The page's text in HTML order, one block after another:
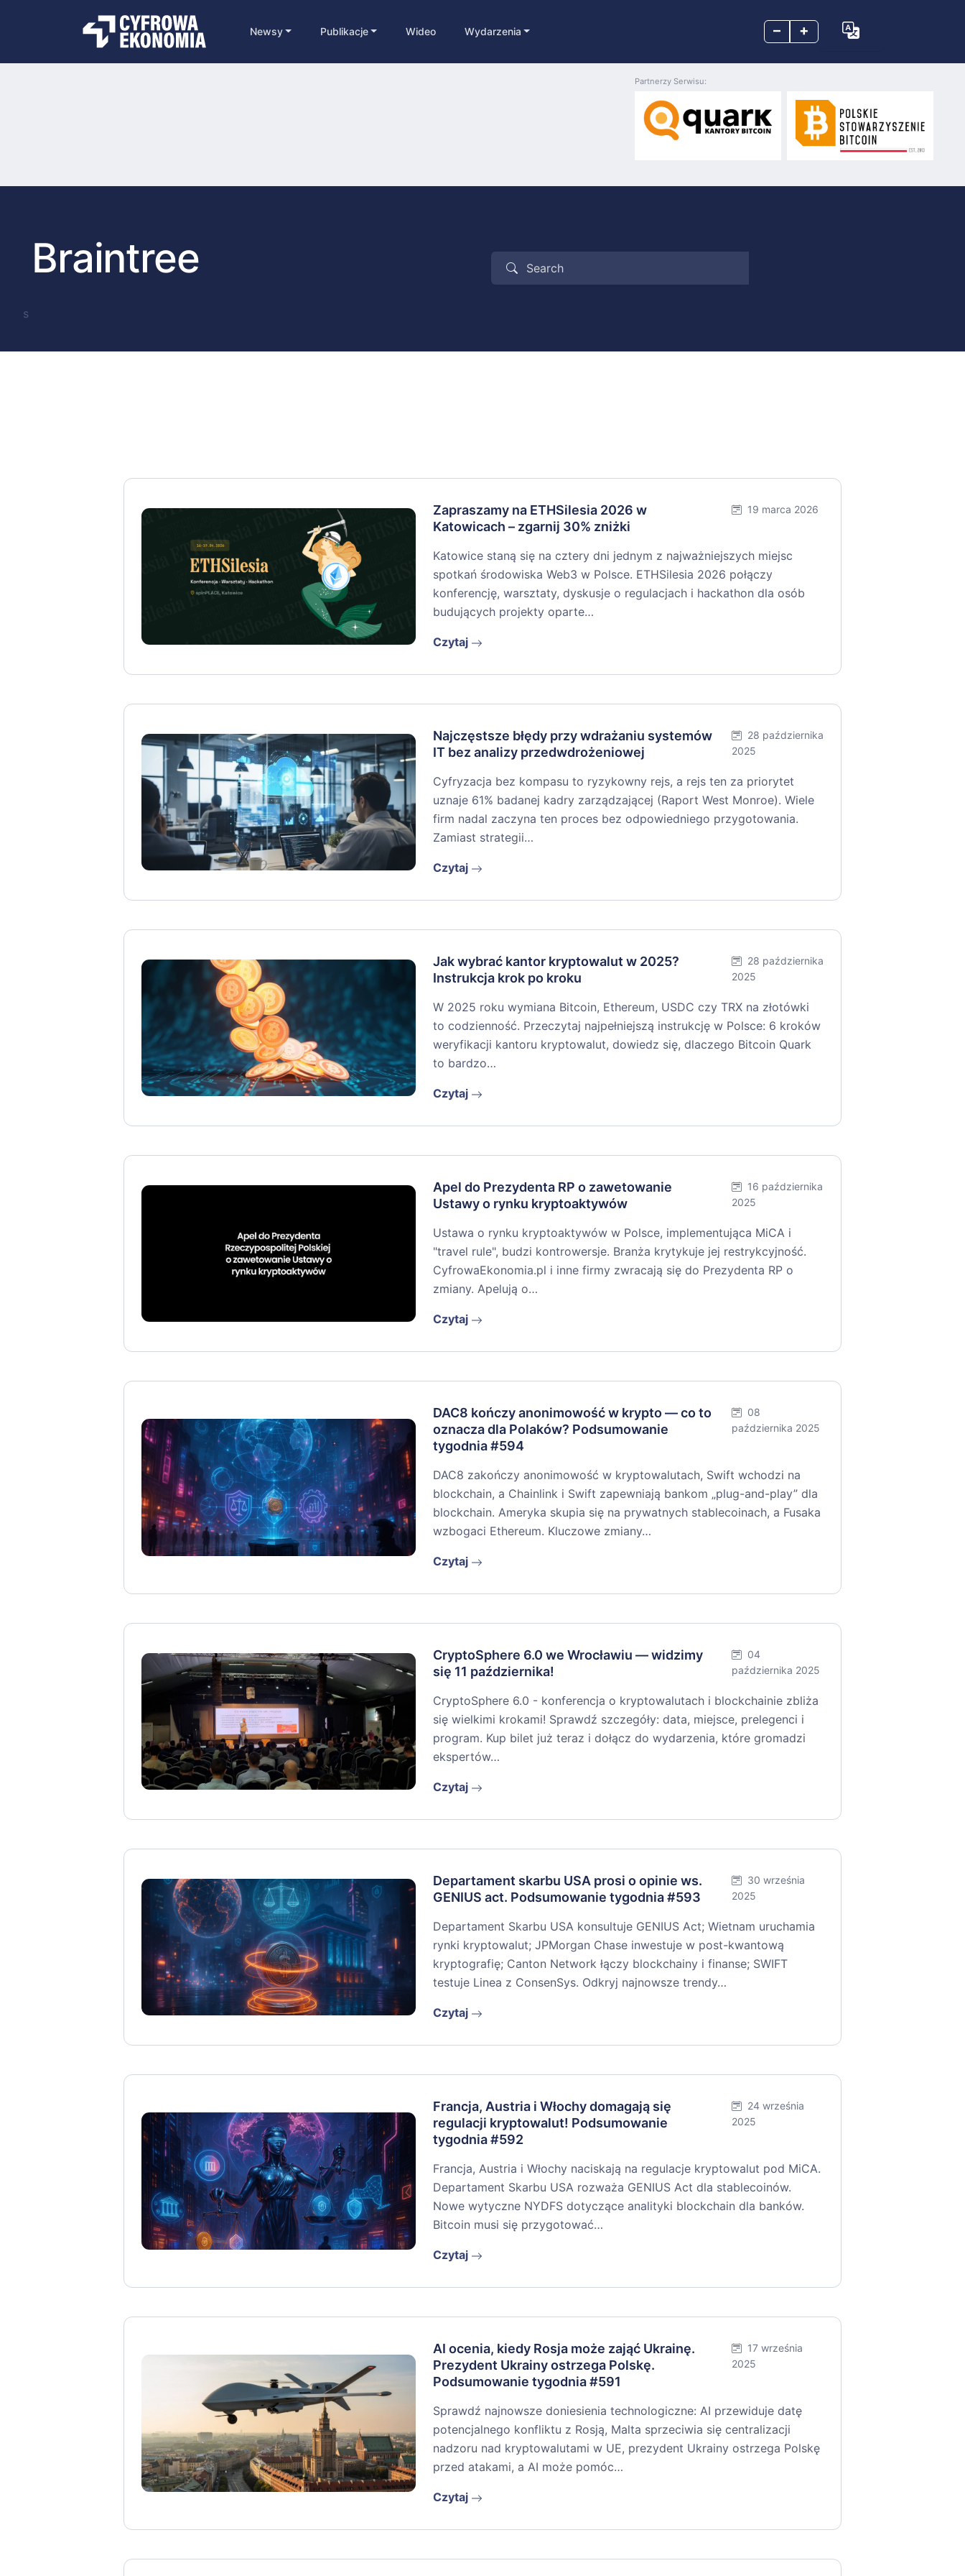
– +
Newsy Publikacje Wideo Wydarzenia
Partnerzy Serwisu:
Braintree
s
Zapraszamy na ETHSilesia 2026 w
Katowicach – zgarnij 30% zniżki
19 marca 2026
Katowice staną się na cztery dni jednym z najważniejszych miejsc
spotkań środowiska Web3 w Polsce. ETHSilesia 2026 połączy
konferencję, warsztaty, dyskusje o regulacjach i hackathon dla osób
budujących projekty oparte…
Czytaj
Najczęstsze błędy przy wdrażaniu systemów
IT bez analizy przedwdrożeniowej
28 października
2025
Cyfryzacja bez kompasu to ryzykowny rejs, a rejs ten za priorytet
uznaje 61% badanej kadry zarządzającej (Raport West Monroe). Wiele
firm nadal zaczyna ten proces bez odpowiedniego przygotowania.
Zamiast strategii…
Czytaj
Jak wybrać kantor kryptowalut w 2025?
Instrukcja krok po kroku
28 października
2025
W 2025 roku wymiana Bitcoin, Ethereum, USDC czy TRX na złotówki
to codzienność. Przeczytaj najpełniejszą instrukcję w Polsce: 6 kroków
weryfikacji kantoru kryptowalut, dowiedz się, dlaczego Bitcoin Quark
to bardzo…
Czytaj
Apel do Prezydenta RP o zawetowanie
Ustawy o rynku kryptoaktywów
16 października
2025
Ustawa o rynku kryptoaktywów w Polsce, implementująca MiCA i
"travel rule", budzi kontrowersje. Branża krytykuje jej restrykcyjność.
CyfrowaEkonomia.pl i inne firmy zwracają się do Prezydenta RP o
zmiany. Apelują o…
Czytaj
DAC8 kończy anonimowość w krypto — co to
oznacza dla Polaków? Podsumowanie
tygodnia #594
08
października 2025
DAC8 zakończy anonimowość w kryptowalutach, Swift wchodzi na
blockchain, a Chainlink i Swift zapewniają bankom „plug-and-play” dla
blockchain. Ameryka skupia się na prywatnych stablecoinach, a Fusaka
wzbogaci Ethereum. Kluczowe zmiany…
Czytaj
CryptoSphere 6.0 we Wrocławiu — widzimy
się 11 października!
04
października 2025
CryptoSphere 6.0 - konferencja o kryptowalutach i blockchainie zbliża
się wielkimi krokami! Sprawdź szczegóły: data, miejsce, prelegenci i
program. Kup bilet już teraz i dołącz do wydarzenia, które gromadzi
ekspertów…
Czytaj
Departament skarbu USA prosi o opinie ws.
GENIUS act. Podsumowanie tygodnia #593
30 września
2025
Departament Skarbu USA konsultuje GENIUS Act; Wietnam uruchamia
rynki kryptowalut; JPMorgan Chase inwestuje w post-kwantową
kryptografię; Canton Network łączy blockchainy i finanse; SWIFT
testuje Linea z ConsenSys. Odkryj najnowsze trendy…
Czytaj
Francja, Austria i Włochy domagają się
regulacji kryptowalut! Podsumowanie
tygodnia #592
24 września
2025
Francja, Austria i Włochy naciskają na regulacje kryptowalut pod MiCA.
Departament Skarbu USA rozważa GENIUS Act dla stablecoinów.
Nowe wytyczne NYDFS dotyczące analityki blockchain dla banków.
Bitcoin musi się przygotować…
Czytaj
AI ocenia, kiedy Rosja może zająć Ukrainę.
Prezydent Ukrainy ostrzega Polskę.
Podsumowanie tygodnia #591
17 września
2025
Sprawdź najnowsze doniesienia technologiczne: AI przewiduje datę
potencjalnego konfliktu z Rosją, Malta sprzeciwia się centralizacji
nadzoru nad kryptowalutami w UE, prezydent Ukrainy ostrzega Polskę
przed atakami, a AI może pomóc…
Czytaj